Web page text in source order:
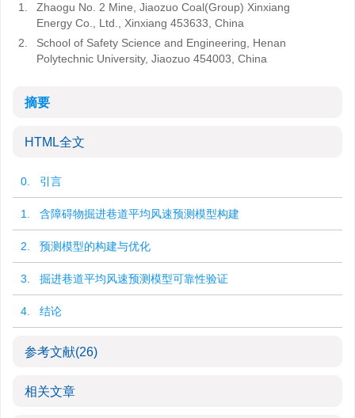
1.
Zhaogu No. 2 Mine, Jiaozuo Coal(Group) Xinxiang
Energy Co., Ltd., Xinxiang 453633, China
2.
School of Safety Science and Engineering, Henan
Polytechnic University, Jiaozuo 454003, China
摘要
HTML全文
0. 引言
1. 含障碍物掘进巷道平均风速预测模型构建
2. 预测模型的构建与优化
3. 掘进巷道平均风速预测模型可靠性验证
4. 结论
参考文献(26)
相关文章